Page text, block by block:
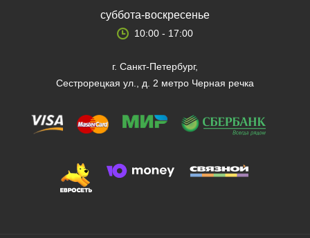
суббота-воскресенье
10:00 - 17:00
г. Санкт-Петербург,
Сестрорецкая ул., д. 2 метро Черная речка